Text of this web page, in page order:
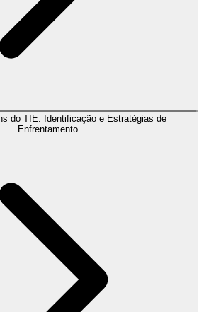
do TIE: Identificação e Estratégias de
Enfrentamento